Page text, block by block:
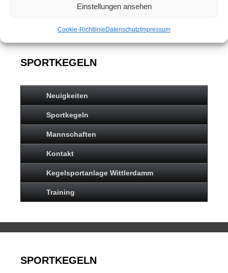
Einstellungen ansehen
Cookie-Richtlinie Datenschutz Impressum
SPORTKEGELN
Neuigkeiten
Sportkegeln
Mannschaften
Kontakt
Kegelsportanlage Wittlerdamm
Training
SPORTKEGELN